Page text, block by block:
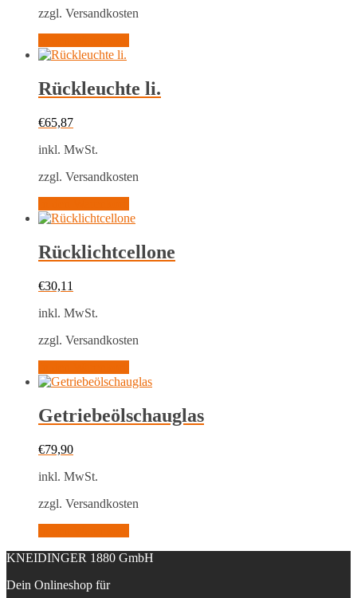
zzgl. Versandkosten
Rückleuchte li.
€65,87
inkl. MwSt.
zzgl. Versandkosten
Rücklichtcellone
€30,11
inkl. MwSt.
zzgl. Versandkosten
Getriebeölschauglas
€79,90
inkl. MwSt.
zzgl. Versandkosten
KNEIDINGER 1880 GmbH
Dein Onlineshop für